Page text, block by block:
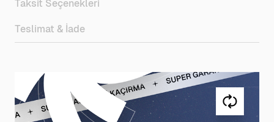
Taksit Seçenekleri
Teslimat & İade